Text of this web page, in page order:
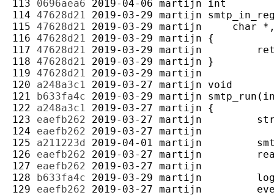
113 0696aea6 2019-04-06 martijn
114 47628d21 2019-03-29 martijn
115 47628d21 2019-03-29 martijn
116 47628d21 2019-03-29 martijn
117 47628d21 2019-03-29 martijn
118 47628d21 2019-03-29 martijn
119 47628d21 2019-03-29 martijn
120 a248a3c1 2019-03-27 martijn
121 b633fa4c 2019-03-29 martijn
122 a248a3c1 2019-03-27 martijn
123 eaefb262 2019-03-27 martijn
124 eaefb262 2019-03-27 martijn
125 a211223d 2019-04-01 martijn
126 eaefb262 2019-03-27 martijn
127 eaefb262 2019-03-27 martijn
128 b633fa4c 2019-03-29 martijn
129 eaefb262 2019-03-27 martijn